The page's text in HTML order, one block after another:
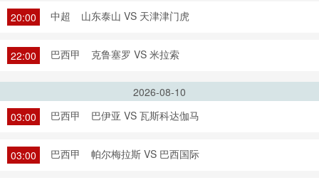
20:00 中超 山东泰山 VS 天津津门虎
22:00 巴西甲 克鲁塞罗 VS 米拉索
2026-08-10
03:00
巴西甲 巴伊亚 VS 瓦斯科达伽马
03:00 巴西甲 帕尔梅拉斯 VS 巴西国际